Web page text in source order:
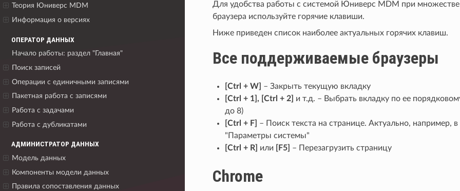
Теория Юниверс MDM
Информация о версиях
ОПЕРАТОР ДАННЫХ
Начало работы: раздел "Главная"
Поиск записей
Операции с единичными записями
Пакетная работа с записями
Работа с задачами
Работа с дубликатами
АДМИНИСТРАТОР ДАННЫХ
Модель данных
Компоненты модели данных
Правила сопоставления данных
Для удобства работы с системой Юниверс MDM при
браузера используйте горячие клавиши.
Ниже приведен список наиболее актуальных горячих клавиш.
Все поддерживаемые браузеры
[Ctrl + W] – Закрыть текущую вкладку
[Ctrl + 1], [Ctrl + 2] и т.д. – Выбрать вкладку по ее
до 8)
[Ctrl + F] – Поиск текста на странице. Актуально, например, в
"Параметры системы"
[Ctrl + R] или [F5] – Перезагрузить страницу
Chrome